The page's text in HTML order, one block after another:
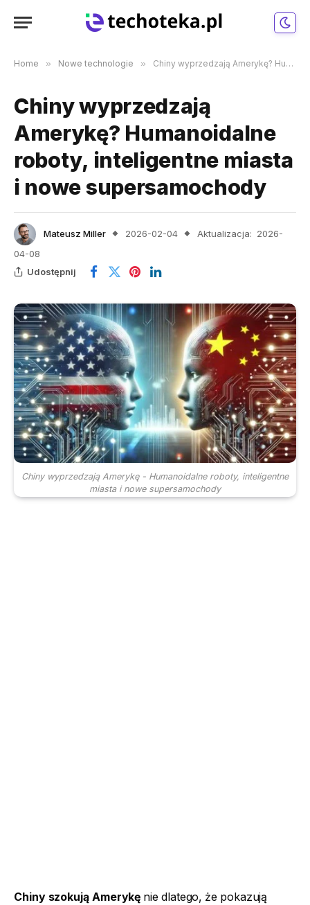
Home » Nowe technologie » Chiny wyprzedzają Amerykę? Humanoidalne roboty, inteligentne miasta i nowe supersamochody
Chiny wyprzedzają
Amerykę? Humanoidalne
roboty, inteligentne miasta
i nowe supersamochody
Mateusz Miller 2026-02-04 Aktualizacja: 2026-
04-08
Udostępnij
Chiny wyprzedzają Amerykę - Humanoidalne roboty, inteligentne
miasta i nowe supersamochody
Chiny szokują Amerykę nie dlatego, że pokazują